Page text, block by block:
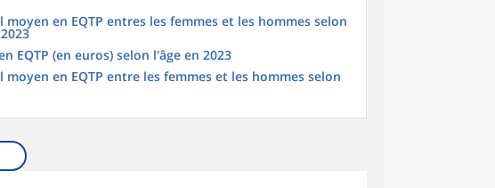
moyen en EQTP entres les femmes et les hommes selon
EQTP (en euros) selon l'âge en 2023
moyen en EQTP entre les femmes et les hommes selon